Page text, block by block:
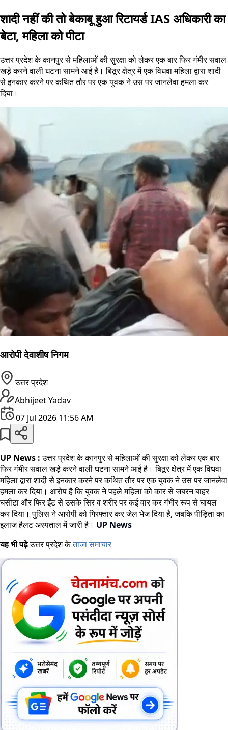
शादी नहीं की तो बेकाबू हुआ रिटायर्ड IAS अधिकारी का
बेटा, महिला को पीटा
उत्तर प्रदेश के कानपुर से महिलाओं की सुरक्षा को लेकर एक बार फिर गंभीर सवाल
खड़े करने वाली घटना सामने आई है। बिठूर क्षेत्र में एक विधवा महिला द्वारा शादी
से इनकार करने पर कथित तौर पर एक युवक ने उस पर जानलेवा हमला कर
दिया।
आरोपी देवाशीष निगम
उत्तर प्रदेश
Abhijeet Yadav
07 Jul 2026 11:56 AM
UP News :उत्तर प्रदेश के कानपुर से महिलाओं की सुरक्षा को लेकर एक बार
फिर गंभीर सवाल खड़े करने वाली घटना सामने आई है। बिठूर क्षेत्र में एक विधवा
महिला द्वारा शादी से इनकार करने पर कथित तौर पर एक युवक ने उस पर जानलेवा
हमला कर दिया। आरोप है कि युवक ने पहले महिला को कार से जबरन बाहर
घसीटा और फिर ईंट से उसके सिर व शरीर पर कई वार कर गंभीर रूप से घायल
कर दिया। पुलिस ने आरोपी को गिरफ्तार कर जेल भेज दिया है, जबकि पीड़िता का
इलाज हैलट अस्पताल में जारी है। UP News
यह भी पढ़ेउत्तर प्रदेश केताजा समाचार